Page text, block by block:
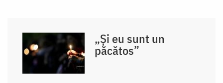
„Și eu sunt un
păcătos”